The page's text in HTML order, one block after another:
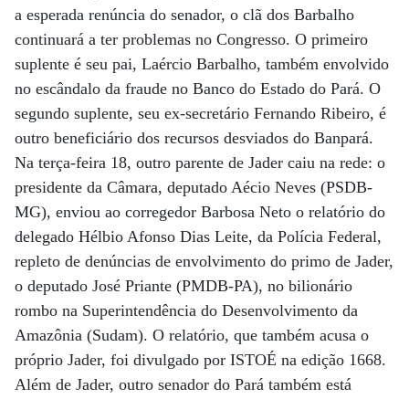
a esperada renúncia do senador, o clã dos Barbalho
continuará a ter problemas no Congresso. O primeiro
suplente é seu pai, Laércio Barbalho, também envolvido
no escândalo da fraude no Banco do Estado do Pará. O
segundo suplente, seu ex-secretário Fernando Ribeiro, é
outro beneficiário dos recursos desviados do Banpará.
Na terça-feira 18, outro parente de Jader caiu na rede: o
presidente da Câmara, deputado Aécio Neves (PSDB-
MG), enviou ao corregedor Barbosa Neto o relatório do
delegado Hélbio Afonso Dias Leite, da Polícia Federal,
repleto de denúncias de envolvimento do primo de Jader,
o deputado José Priante (PMDB-PA), no bilionário
rombo na Superintendência do Desenvolvimento da
Amazônia (Sudam). O relatório, que também acusa o
próprio Jader, foi divulgado por ISTOÉ na edição 1668.
Além de Jader, outro senador do Pará também está